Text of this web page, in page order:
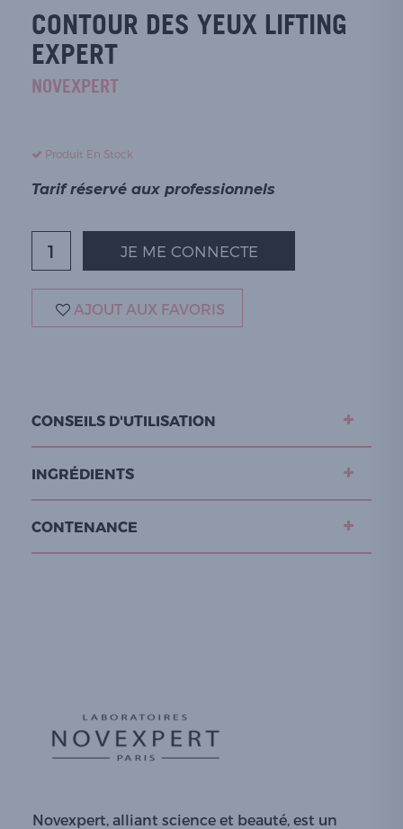
CONTOUR DES YEUX LIFTING
EXPERT
NOVEXPERT
Produit En Stock
Tarif réservé aux professionnels
JE ME CONNECTE
AJOUT AUX FAVORIS
CONSEILS D'UTILISATION
INGRÉDIENTS
CONTENANCE
Novexpert, alliant science et beauté, est un